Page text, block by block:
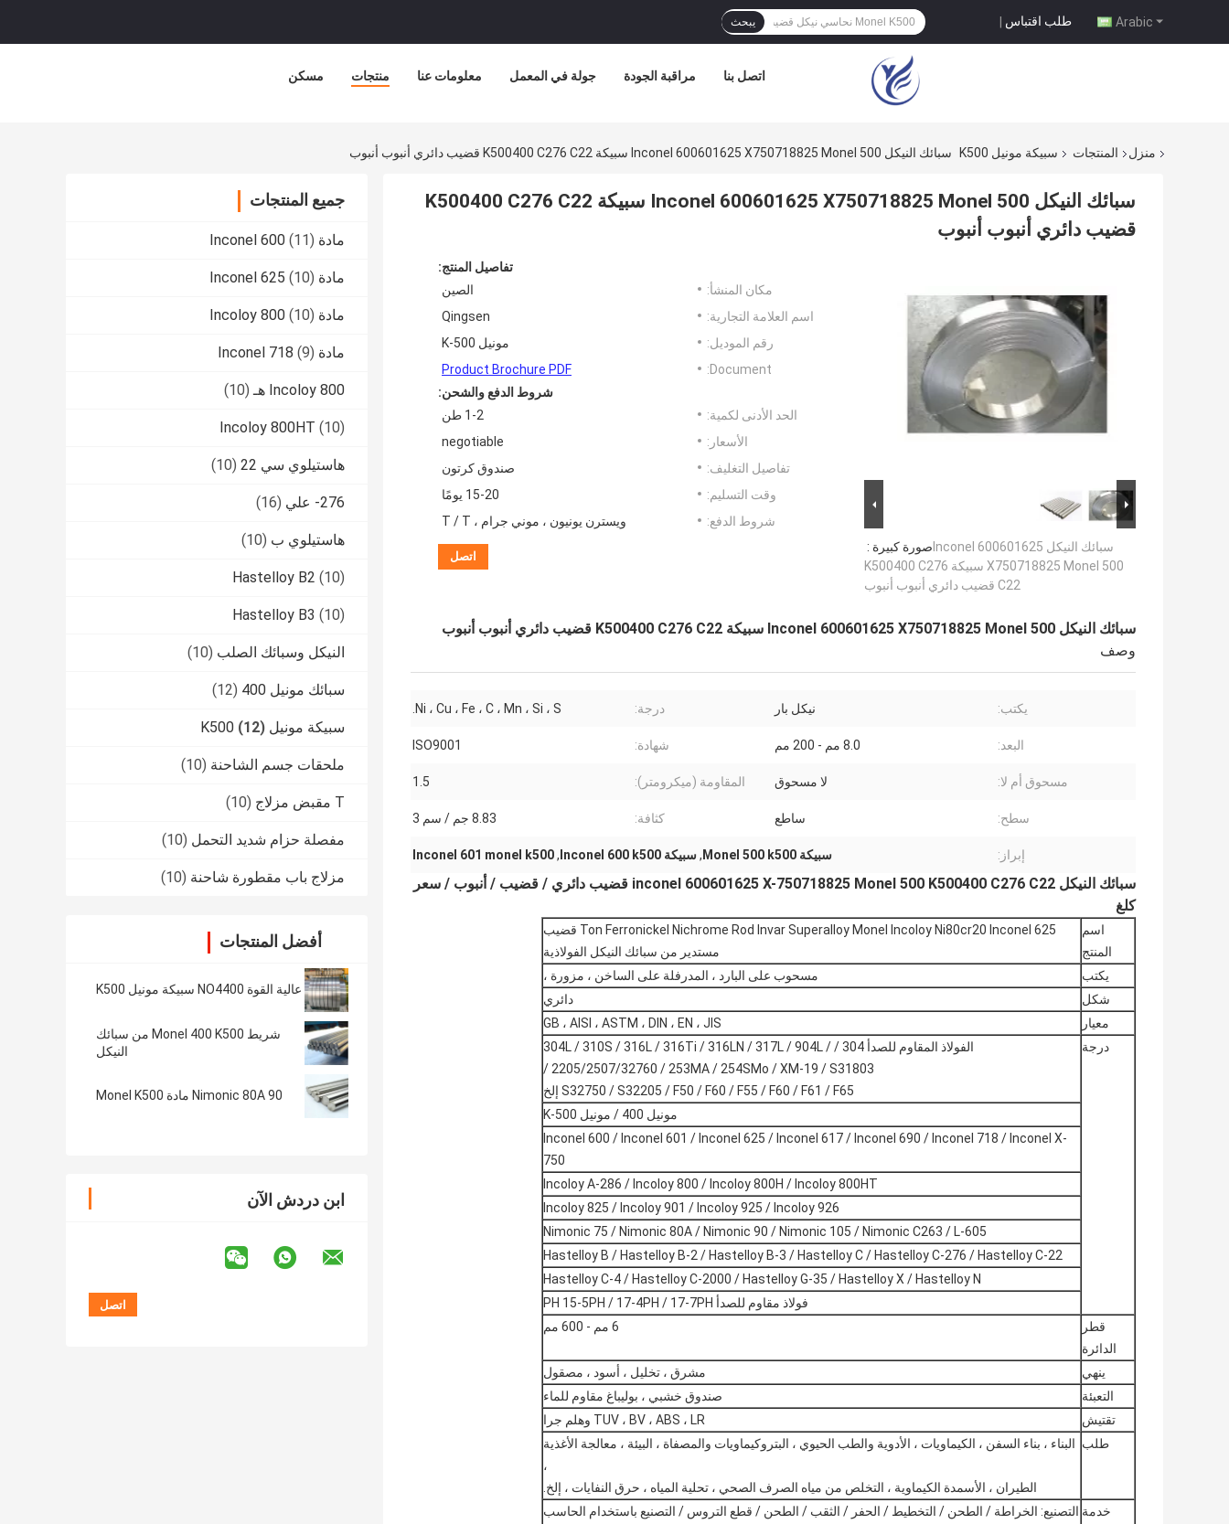
Arabic طلب اقتباس | يبحث
مسكن منتجات معلومات عنا جولة في المعمل مراقبة الجودة اتصل بنا
منزل المنتجات سبيكة مونيل K500 سبائك النيكل Inconel 600601625 X750718825 Monel 500 سبيكة K500400 C276 C22 قضيب دائري أنبوب أنبوب
جميع المنتجات
مادة Inconel 600 (11)
مادة Inconel 625 (10)
مادة Incoloy 800 (10)
مادة Inconel 718 (9)
Incoloy 800 هـ (10)
Incoloy 800HT (10)
هاستيلوي سي 22 (10)
276- علي (16)
هاستيلوي ب (10)
Hastelloy B2 (10)
Hastelloy B3 (10)
النيكل وسبائك الصلب (10)
سبائك مونيل 400 (12)
سبيكة مونيل K500 (12)
ملحقات جسم الشاحنة (10)
T مقبض مزلاج (10)
مفصلة حزام شديد التحمل (10)
مزلاج باب مقطورة شاحنة (10)
أفضل المنتجات
عالية القوة NO4400 سبيكة مونيل K500
شريط Monel 400 K500 من سبائك
النيكل
90 Nimonic 80A مادة Monel K500
ابن دردش الآن
سبائك النيكل Inconel 600601625 X750718825 Monel 500 سبيكة K500400 C276 C22
قضيب دائري أنبوب أنبوب
صورة كبيرة : سبائك النيكل Inconel 600601625
X750718825 Monel 500 سبيكة K500400 C276
C22 قضيب دائري أنبوب أنبوب
تفاصيل المنتج:
مكان المنشأ:
الصين
اسم العلامة التجارية:
Qingsen
رقم الموديل:
مونيل K-500
Document:
Product Brochure PDF
شروط الدفع والشحن:
الحد الأدنى لكمية:
1-2 طن
الأسعار:
negotiable
تفاصيل التغليف:
صندوق كرتون
وقت التسليم:
15-20 يومًا
شروط الدفع:
ويسترن يونيون ، موني جرام ، T / T
اتصل
سبائك النيكل Inconel 600601625 X750718825 Monel 500 سبيكة K500400 C276 C22 قضيب دائري أنبوب أنبوب
وصف
يكتب: نيكل بار درجة: Ni ، Cu ، Fe ، C ، Mn ، Si ، S.
البعد: 8.0 مم - 200 مم شهادة: ISO9001
مسحوق أم لا: لا مسحوق المقاومة (ميكرومتر): 1.5
سطح: ساطع كثافة: 8.83 جم / سم 3
إبراز: سبيكة Monel 500 k500 ,سبيكة Inconel 600 k500 ,
Inconel 601 monel k500
سبائك النيكل inconel 600601625 X-750718825 Monel 500 K500400 C276 C22 قضيب دائري / قضيب / أنبوب / سعر
كلغ
اسم
المنتج
Ton Ferronickel Nichrome Rod Invar Superalloy Monel Incoloy Ni80cr20 Inconel 625 قضيب
مستدير من سبائك النيكل الفولاذية
يكتب
مسحوب على البارد ، المدرفلة على الساخن ، مزورة ،
شكل
دائري
معيار
GB ، AISI ، ASTM ، DIN ، EN ، JIS
درجة
الفولاذ المقاوم للصدأ 304 / 304L / 310S / 316L / 316Ti / 316LN / 317L / 904L /
2205/2507/32760 / 253MA / 254SMo / XM-19 / S31803 /
S32750 / S32205 / F50 / F60 / F55 / F60 / F61 / F65 إلخ
مونيل 400 / مونيل K-500
Inconel 600 / Inconel 601 / Inconel 625 / Inconel 617 / Inconel 690 / Inconel 718 / Inconel X-
750
Incoloy A-286 / Incoloy 800 / Incoloy 800H / Incoloy 800HT
Incoloy 825 / Incoloy 901 / Incoloy 925 / Incoloy 926
Nimonic 75 / Nimonic 80A / Nimonic 90 / Nimonic 105 / Nimonic C263 / L-605
Hastelloy B / Hastelloy B-2 / Hastelloy B-3 / Hastelloy C / Hastelloy C-276 / Hastelloy C-22
Hastelloy C-4 / Hastelloy C-2000 / Hastelloy G-35 / Hastelloy X / Hastelloy N
فولاذ مقاوم للصدأ PH 15-5PH / 17-4PH / 17-7PH
قطر
الدائرة
6 مم - 600 مم
ينهي
مشرق ، تخليل ، أسود ، مصقول
التعبئة
صندوق خشبي ، بوليباغ مقاوم للماء
تقتيش
TUV ، BV ، ABS ، LR وهلم جرا
طلب البناء ، بناء السفن ، الكيماويات ، الأدوية والطب الحيوي ، البتروكيماويات والمصفاة ، البيئة ، معالجة الأغذية
،
الطيران ، الأسمدة الكيماوية ، التخلص من مياه الصرف الصحي ، تحلية المياه ، حرق النفايات ، إلخ.
خدمة التصنيع: الخراطة / الطحن / التخطيط / الحفر / الثقب / الطحن / قطع التروس / التصنيع باستخدام الحاسب